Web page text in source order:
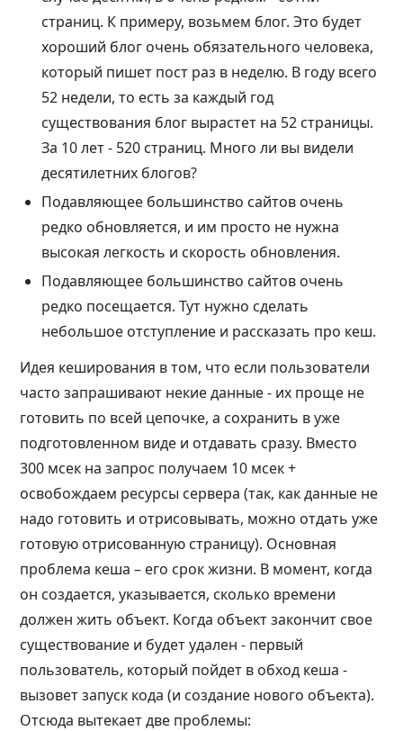
страниц. К примеру, возьмем блог. Это будет
хороший блог очень обязательного человека,
который пишет пост раз в неделю. В году всего
52 недели, то есть за каждый год
существования блог вырастет на 52 страницы.
За 10 лет - 520 страниц. Много ли вы видели
десятилетних блогов?
Подавляющее большинство сайтов очень
редко обновляется, и им просто не нужна
высокая легкость и скорость обновления.
Подавляющее большинство сайтов очень
редко посещается. Тут нужно сделать
небольшое отступление и рассказать про кеш.
Идея кеширования в том, что если пользователи
часто запрашивают некие данные - их проще не
готовить по всей цепочке, а сохранить в уже
подготовленном виде и отдавать сразу. Вместо
300 мсек на запрос получаем 10 мсек +
освобождаем ресурсы сервера (так, как данные не
надо готовить и отрисовывать, можно отдать уже
готовую отрисованную страницу). Основная
проблема кеша – его срок жизни. В момент, когда
он создается, указывается, сколько времени
должен жить объект. Когда объект закончит свое
существование и будет удален - первый
пользователь, который пойдет в обход кеша -
вызовет запуск кода (и создание нового объекта).
Отсюда вытекает две проблемы: